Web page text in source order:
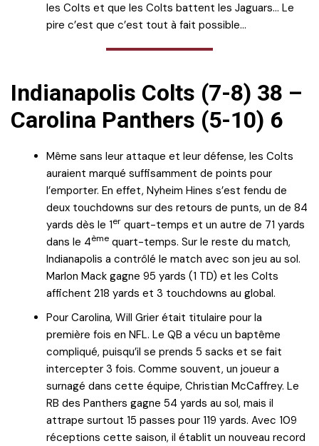
les Colts et que les Colts battent les Jaguars… Le
pire c’est que c’est tout à fait possible…
Indianapolis Colts (7-8) 38 –
Carolina Panthers (5-10) 6
Même sans leur attaque et leur défense, les Colts
auraient marqué suffisamment de points pour
l’emporter. En effet, Nyheim Hines s’est fendu de
deux touchdowns sur des retours de punts, un de 84
yards dès le 1er quart-temps et un autre de 71 yards
dans le 4ème quart-temps. Sur le reste du match,
Indianapolis a contrôlé le match avec son jeu au sol.
Marlon Mack gagne 95 yards (1 TD) et les Colts
affichent 218 yards et 3 touchdowns au global.
Pour Carolina, Will Grier était titulaire pour la
première fois en NFL. Le QB a vécu un baptême
compliqué, puisqu’il se prends 5 sacks et se fait
intercepter 3 fois. Comme souvent, un joueur a
surnagé dans cette équipe, Christian McCaffrey. Le
RB des Panthers gagne 54 yards au sol, mais il
attrape surtout 15 passes pour 119 yards. Avec 109
réceptions cette saison, il établit un nouveau record